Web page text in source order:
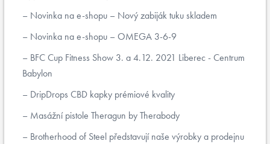
Novinka na e-shopu – Nový zabiják tuku skladem
Novinka na e-shopu – OMEGA 3-6-9
BFC Cup Fitness Show 3. a 4.12. 2021 Liberec - Centrum
Babylon
DripDrops CBD kapky prémiové kvality
Masážní pistole Theragun by Therabody
Brotherhood of Steel představují naše výrobky a prodejnu